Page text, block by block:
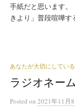
手紙だと思います。
きより」普段喧嘩
あなたが大切にしてい
ラジオネー
Posted on 2021年11月